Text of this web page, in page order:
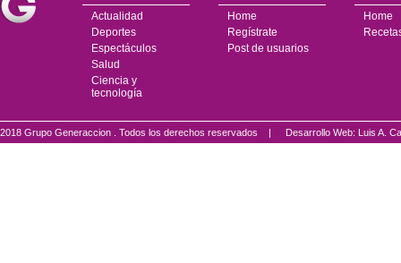
Actualidad
Deportes
Espectáculos
Salud
Ciencia y
tecnología
Home
Regístrate
Post de usuarios
Home
2018 Grupo Generaccion . Todos los derechos reservados | Desarrollo Web: Luis